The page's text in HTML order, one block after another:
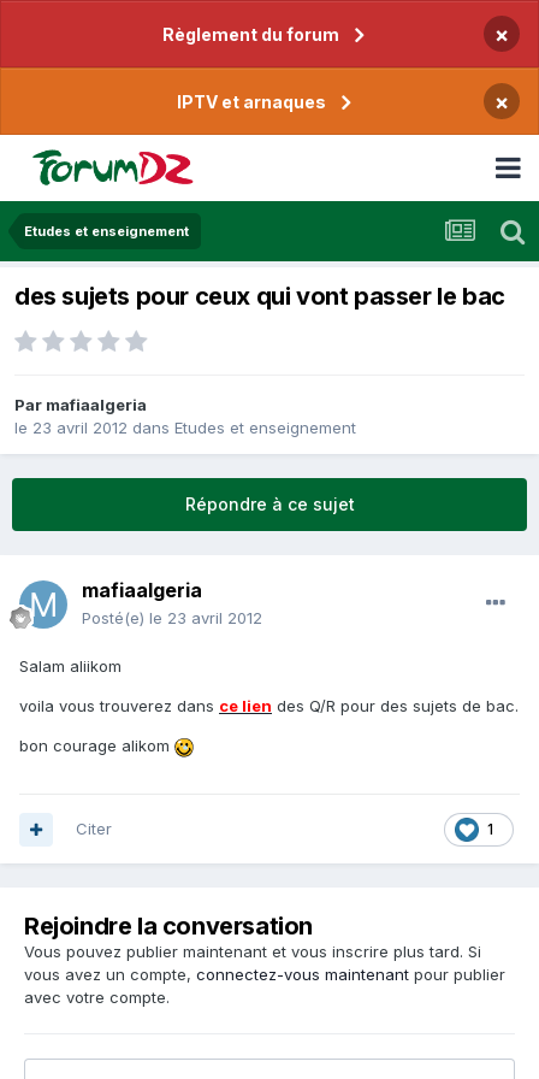
Règlement du forum ×
IPTV et arnaques ×
Etudes et enseignement
des sujets pour ceux qui vont passer le bac
Par mafiaalgeria
le 23 avril 2012 dans Etudes et enseignement
Répondre à ce sujet
mafiaalgeria
Posté(e) le 23 avril 2012
Salam aliikom
voila vous trouverez dans ce lien des Q/R pour des sujets de bac.
bon courage alikom
1
Citer
Rejoindre la conversation
Vous pouvez publier maintenant et vous inscrire plus tard. Si
vous avez un compte, connectez-vous maintenant pour publier
avec votre compte.